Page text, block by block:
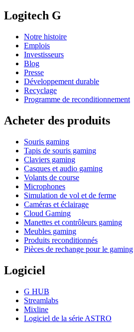
Logitech G
Notre histoire
Emplois
Investisseurs
Blog
Presse
Développement durable
Recyclage
Programme de reconditionnement
Acheter des produits
Souris gaming
Tapis de souris gaming
Claviers gaming
Casques et audio gaming
Volants de course
Microphones
Simulation de vol et de ferme
Caméras et éclairage
Cloud Gaming
Manettes et contrôleurs gaming
Meubles gaming
Produits reconditionnés
Pièces de rechange pour le gaming
Logiciel
G HUB
Streamlabs
Mixline
Logiciel de la série ASTRO